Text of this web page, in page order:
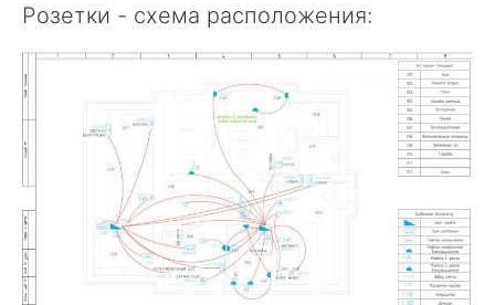
Розетки - схема расположения: